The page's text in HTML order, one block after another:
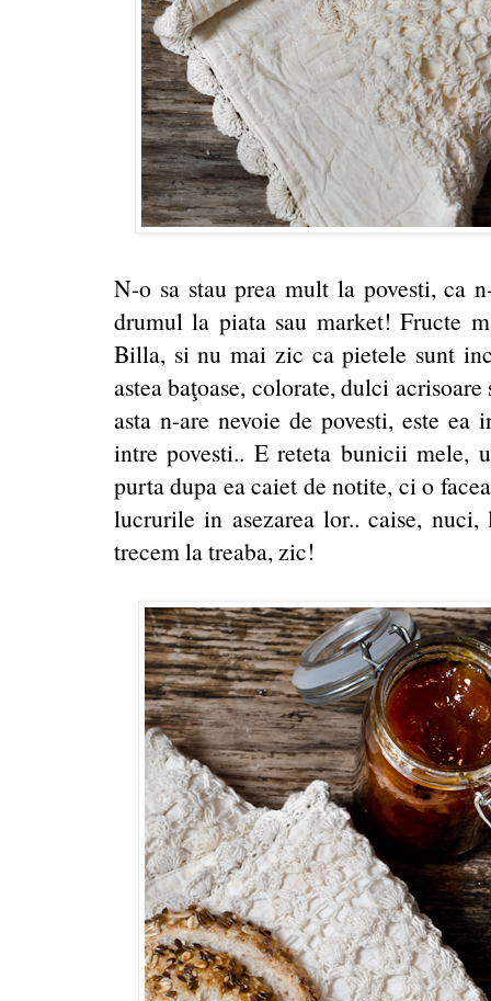
N-o sa stau prea mult la povesti, ca
drumul la piata sau market! Fructe
Billa, si nu mai zic ca pietele sunt
astea baţoase, colorate, dulci
asta n-are nevoie de povesti, este
intre povesti.. E reteta bunicii mele,
purta dupa ea caiet de notite, ci o
lucrurile in asezarea lor.. caise,
trecem la treaba, zic!